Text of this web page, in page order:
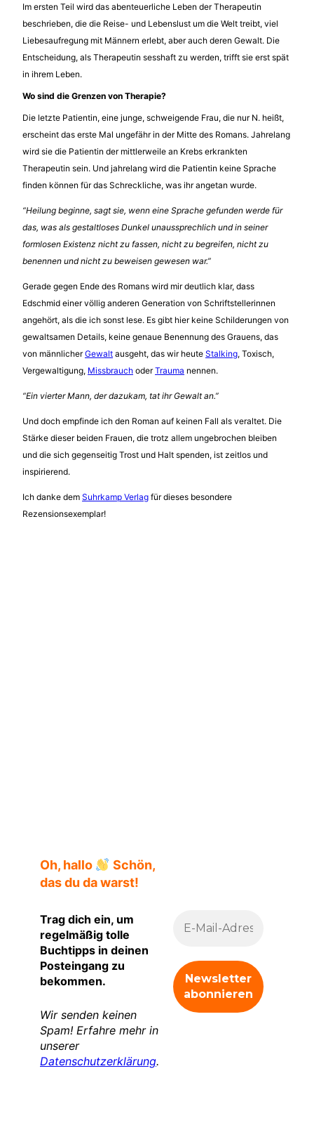
Im ersten Teil wird das abenteuerliche Leben der Therapeutin
beschrieben, die die Reise- und Lebenslust um die Welt treibt, viel
Liebesaufregung mit Männern erlebt, aber auch deren Gewalt. Die
Entscheidung, als Therapeutin sesshaft zu werden, trifft sie erst spät
in ihrem Leben.
Wo sind die Grenzen von Therapie?
Die letzte Patientin, eine junge, schweigende Frau, die nur N. heißt,
erscheint das erste Mal ungefähr in der Mitte des Romans. Jahrelang
wird sie die Patientin der mittlerweile an Krebs erkrankten
Therapeutin sein. Und jahrelang wird die Patientin keine Sprache
finden können für das Schreckliche, was ihr angetan wurde.
“Heilung beginne, sagt sie, wenn eine Sprache gefunden werde für
das, was als gestaltloses Dunkel unaussprechlich und in seiner
formlosen Existenz nicht zu fassen, nicht zu begreifen, nicht zu
benennen und nicht zu beweisen gewesen war.”
Gerade gegen Ende des Romans wird mir deutlich klar, dass
Edschmid einer völlig anderen Generation von Schriftstellerinnen
angehört, als die ich sonst lese. Es gibt hier keine Schilderungen von
gewaltsamen Details, keine genaue Benennung des Grauens, das
von männlicherGewalt ausgeht, das wir heute Stalking, Toxisch,
Vergewaltigung, Missbrauch oderTrauma nennen.
“Ein vierter Mann, der dazukam, tat ihr Gewalt an.”
Und doch empfinde ich den Roman auf keinen Fall als veraltet. Die
Stärke dieser beiden Frauen, die trotz allem ungebrochen bleiben
und die sich gegenseitig Trost und Halt spenden, ist zeitlos und
inspirierend.
Ich danke dem Suhrkamp Verlag für dieses besondere
Rezensionsexemplar!
Oh, hallo
Schön,
das du da warst!
Trag dich ein, um
regelmäßig tolle
Buchtipps in deinen
Posteingang zu
bekommen.
Wir senden keinen
Spam! Erfahre mehr in
unserer
Datenschutzerklärung.